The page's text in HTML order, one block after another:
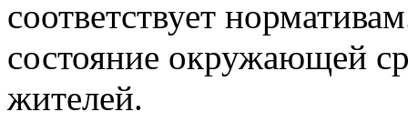
соответствует
состояние окружающей
жителей.